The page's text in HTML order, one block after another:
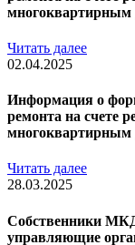
многоквартирным
Читать далее
02.04.2025
Информация о
ремонта на счете
многоквартирным
Читать далее
28.03.2025
Собственники
управляющие